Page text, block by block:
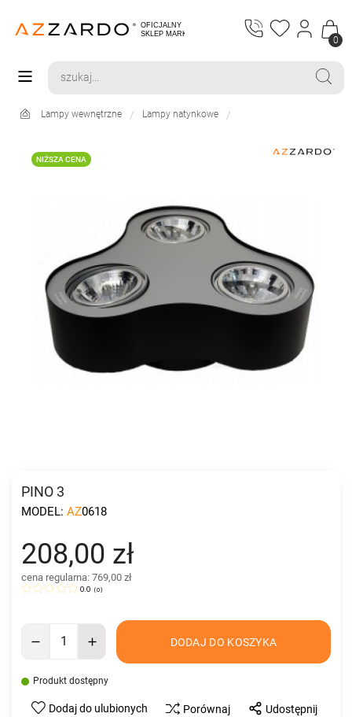
0
Lampy wewnętrzne Lampy natynkowe
NIŻSZA CENA
PINO 3
MODEL: AZ0618
208,00 zł
cena regularna: 769,00 zł
0.0 (0)
DODAJ DO KOSZYKA
Produkt dostępny
Dodaj do ulubionych Porównaj Udostępnij